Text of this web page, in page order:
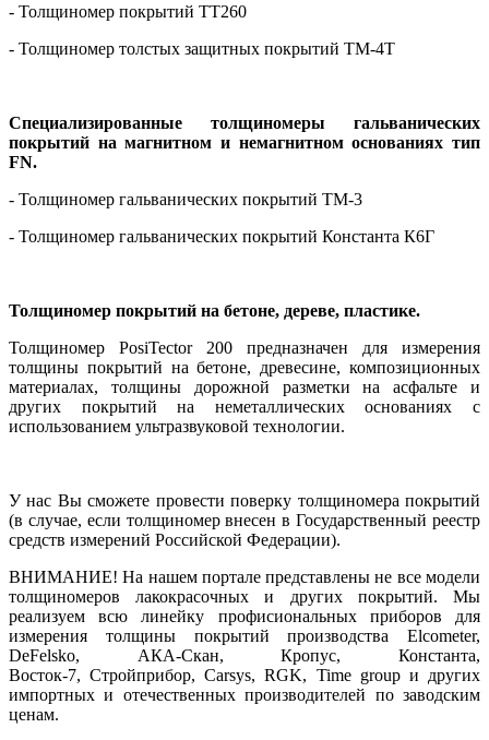
- Толщиномер покрытий TT260
- Толщиномер толстых защитных покрытий ТМ-4Т
Специализированные толщиномеры гальванических
покрытий на магнитном и немагнитном основаниях тип
FN.
- Толщиномер гальванических покрытий ТМ-3
- Толщиномер гальванических покрытий Константа К6Г
Толщиномер покрытий на бетоне, дереве, пластике.
Толщиномер PosiTector 200 предназначен для измерения
толщины покрытий на бетоне, древесине, композиционных
материалах, толщины дорожной разметки на асфальте и
других покрытий на неметаллических основаниях с
использованием ультразвуковой технологии.
У нас Вы сможете провестиповерку толщиномера покрытий
(в случае, если толщиномер внесен в Государственный реестр
средств измерений Российской Федерации).
ВНИМАНИЕ! На нашем портале представлены не все модели
толщиномеров лакокрасочных и других покрытий. Мы
реализуем всю линейку профисиональных приборов для
измерения толщины покрытий производства Elcometer,
DeFelsko, АКА-Скан, Кропус, Константа,
Восток-7, Стройприбор,Carsys, RGK, Time group и других
импортных и отечественных производителей по заводским
ценам.